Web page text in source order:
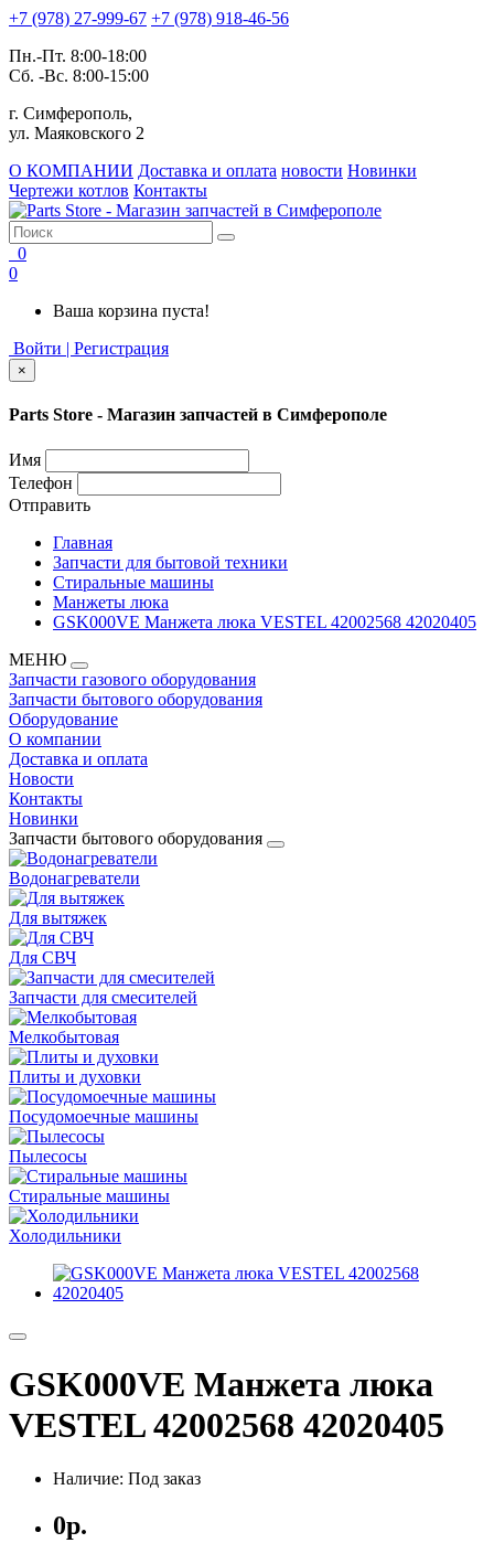
+7 (978) 27-999-67 +7 (978) 918-46-56
Пн.-Пт. 8:00-18:00
Сб. -Вс. 8:00-15:00
г. Симферополь,
ул. Маяковского 2
О КОМПАНИИ Доставка и оплата новости Новинки
Чертежи котлов Контакты
0
0
Ваша корзина пуста!
Войти | Регистрация
×
Parts Store - Магазин запчастей в Симферополе
Имя
Телефон
Отправить
Главная
Запчасти для бытовой техники
Стиральные машины
Манжеты люка
GSK000VE Манжета люка VESTEL 42002568 42020405
МЕНЮ
Запчасти газового оборудования
Запчасти бытового оборудования
Оборудование
О компании
Доставка и оплата
Новости
Контакты
Новинки
Запчасти бытового оборудования
Водонагреватели
Для вытяжек
Для СВЧ
Запчасти для смесителей
Мелкобытовая
Плиты и духовки
Посудомоечные машины
Пылесосы
Стиральные машины
Холодильники
GSK000VE Манжета люка
VESTEL 42002568 42020405
Наличие: Под заказ
0р.